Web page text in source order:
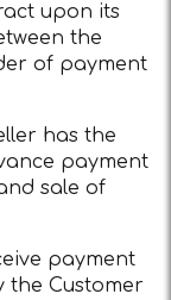
upon its
the
of payment
has the
payment
sale of
payment
the Customer